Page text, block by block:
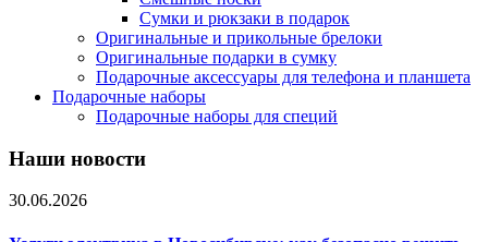
Сумки и рюкзаки в подарок
Оригинальные и прикольные брелоки
Оригинальные подарки в сумку
Подарочные аксессуары для телефона и планшета
Подарочные наборы
Подарочные наборы для специй
Наши новости
30.06.2026